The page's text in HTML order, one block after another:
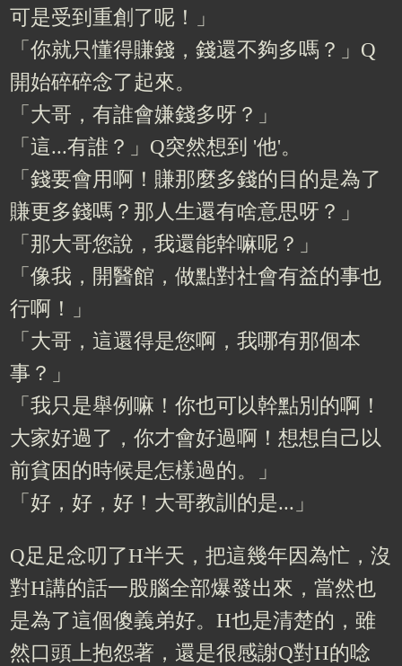
可是受到重創了呢！」
「你就只懂得賺錢，錢還不夠多嗎？」Q
開始碎碎念了起來。
「大哥，有誰會嫌錢多呀？」
「這...有誰？」Q突然想到 '他'。
「錢要會用啊！賺那麼多錢的目的是為了
賺更多錢嗎？那人生還有啥意思呀？」
「那大哥您說，我還能幹嘛呢？」
「像我，開醫館，做點對社會有益的事也
行啊！」
「大哥，這還得是您啊，我哪有那個本
事？」
「我只是舉例嘛！你也可以幹點別的啊！
大家好過了，你才會好過啊！想想自己以
前貧困的時候是怎樣過的。」
「好，好，好！大哥教訓的是...」
Q足足念叨了H半天，把這幾年因為忙，沒
對H講的話一股腦全部爆發出來，當然也
是為了這個傻義弟好。H也是清楚的，雖
然口頭上抱怨著，還是很感謝Q對H的唸